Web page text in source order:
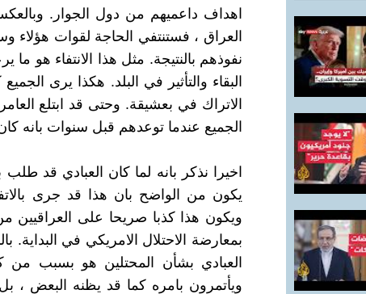
اهداف داعميهم من دول الجوار.
العراق ، فستنتفي الحاجة لقوات هؤلاء
نفوذهم بالنتيجة. مثل هذا الانتفاء هو
البقاء والتأثير في البلد. هكذا يرى
الاتراك في بعشيقة. وحتى قد ابتلع
الجميع عندما توعدهم قبل سنوات بانه
اخيرا نذكر بانه لما كان العبادي قد
يكون من الواضح بان هذا قد جرى
ويكون هذا كذبا صريحا على العراقيين
بمعارضة الاحتلال الامريكي في البداية.
العبادي بشأن المحتلين هو بسبب من
ويأتمرون بامره كما قد يظنه البعض ، بل